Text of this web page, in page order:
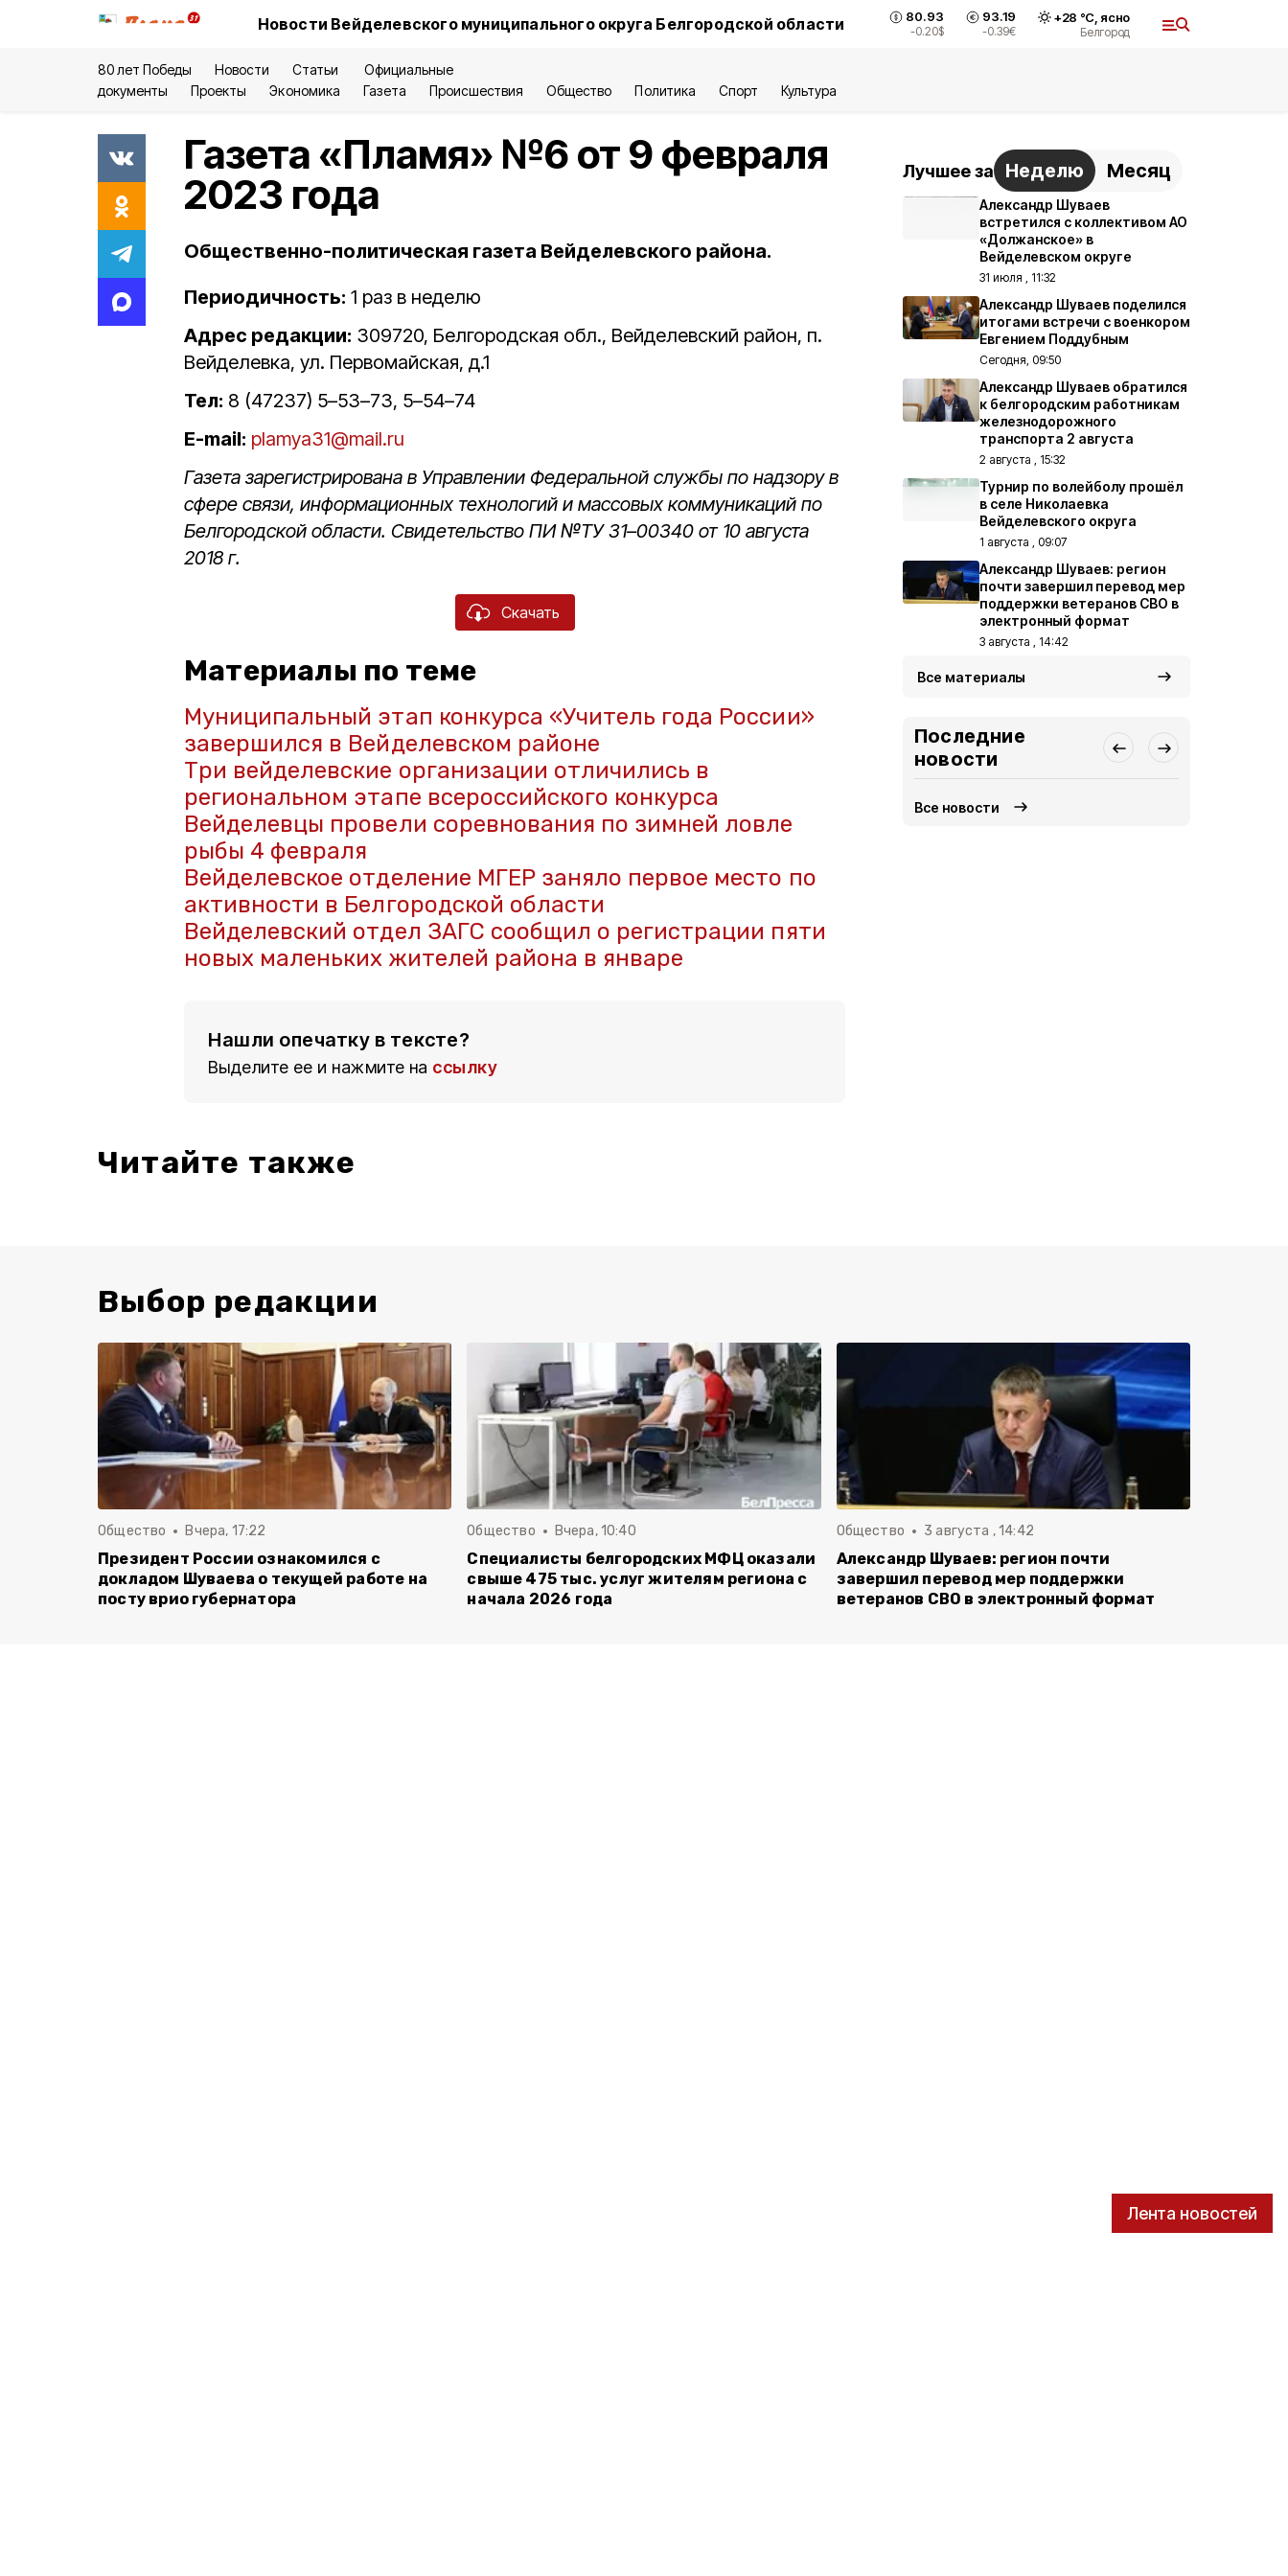
Новости Вейделевского муниципального округа Белгородской области 80.93
-0.20$
93.19
-0.39€
+28 °С, ясно
Белгород
80 лет Победы Новости Статьи
Официальные
документы
Проекты Экономика Газета Происшествия Общество Политика Спорт Культура
Лента новостей
Газета «Пламя» №6 от 9 февраля
2023 года
Общественно-политическая газета Вейделевского района.
Периодичность: 1 раз в неделю
Адрес редакции: 309720, Белгородская обл., Вейделевский район, п.
Вейделевка, ул. Первомайская, д.1
Тел: 8 (47237) 5–53–73, 5–54–74
E-mail: plamya31@mail.ru
Газета зарегистрирована в Управлении Федеральной службы по надзору в
сфере связи, информационных технологий и массовых коммуникаций по
Белгородской области. Свидетельство ПИ №ТУ 31–00340 от 10 августа
2018 г.
Скачать
Материалы по теме
Муниципальный этап конкурса «Учитель года России»
завершился в Вейделевском районе
Три вейделевские организации отличились в
региональном этапе всероссийского конкурса
Вейделевцы провели соревнования по зимней ловле
рыбы 4 февраля
Вейделевское отделение МГЕР заняло первое место по
активности в Белгородской области
Вейделевский отдел ЗАГС сообщил о регистрации пяти
новых маленьких жителей района в январе
Нашли опечатку в тексте?
Выделите ее и нажмите на ссылку
Читайте также
Лучшее за Неделю Месяц
Александр Шуваев
встретился с коллективом АО
«Должанское» в
Вейделевском округе
31 июля , 11:32
Александр Шуваев поделился
итогами встречи с военкором
Евгением Поддубным
Сегодня, 09:50
Александр Шуваев обратился
к белгородским работникам
железнодорожного
транспорта 2 августа
2 августа , 15:32
Турнир по волейболу прошёл
в селе Николаевка
Вейделевского округа
1 августа , 09:07
Александр Шуваев: регион
почти завершил перевод мер
поддержки ветеранов СВО в
электронный формат
3 августа , 14:42
Все материалы
Последние
новости
Все новости
Выбор редакции
Общество Вчера, 17:22
Президент России ознакомился с
докладом Шуваева о текущей работе на
посту врио губернатора
Общество Вчера, 10:40
Специалисты белгородских МФЦ оказали
свыше 475 тыс. услуг жителям региона с
начала 2026 года
Общество 3 августа , 14:42
Александр Шуваев: регион почти
завершил перевод мер поддержки
ветеранов СВО в электронный формат